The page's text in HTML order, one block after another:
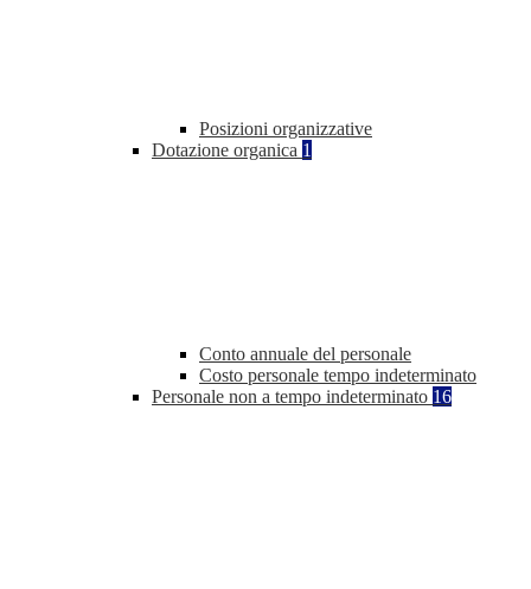
Posizioni organizzative
Dotazione organica 1
Conto annuale del personale
Costo personale tempo indeterminato
Personale non a tempo indeterminato 16